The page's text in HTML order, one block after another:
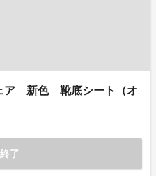
ア 新色 靴底シート（オ
了